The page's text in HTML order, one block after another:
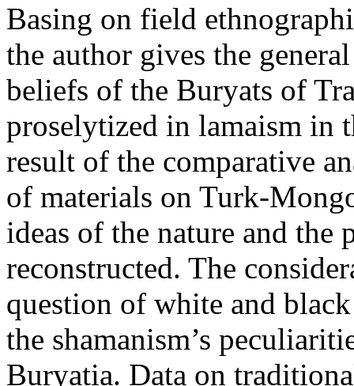
Basing on field
the author gives the
beliefs of the Buryats of
proselytized in lamaism in
result of the comparative
of materials on Turk-
ideas of the nature and the
reconstructed. The
question of white and
the shamanism’s
Buryatia. Data on